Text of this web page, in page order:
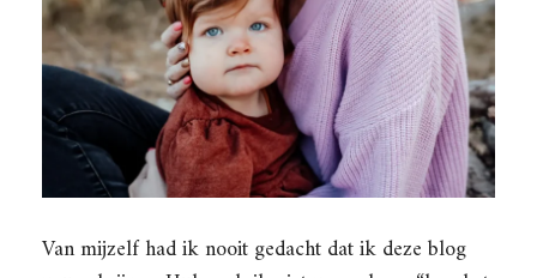
Van mijzelf had ik nooit gedacht dat ik deze blog